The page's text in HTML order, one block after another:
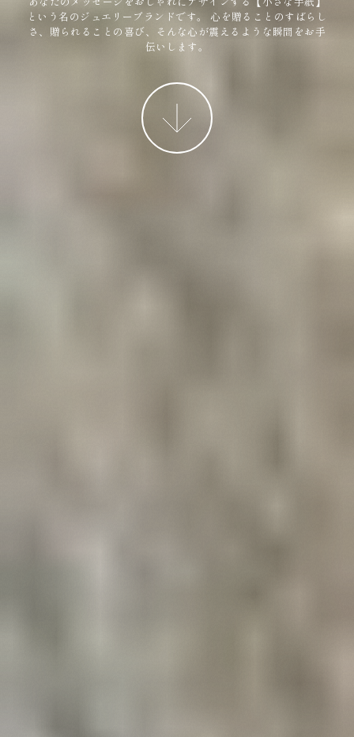
という名のジュエリーブランドです。
心を贈ることのすばらし
さ、贈られることの喜び、そんな心が震えるような瞬間をお手
伝いします。